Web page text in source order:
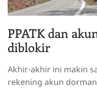
PPATK dan
diblokir
Akhir-akhir ini makin
rekening akun